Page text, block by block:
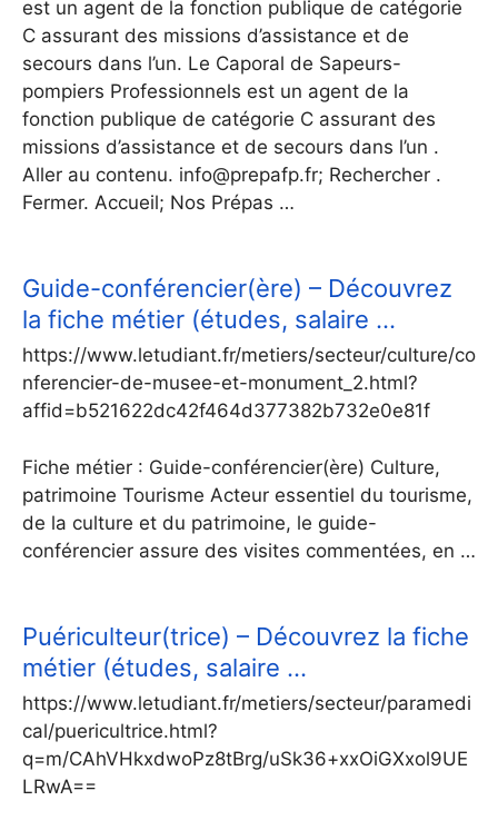
est un agent de la fonction publique de catégorie
C assurant des missions d’assistance et de
secours dans l’un. Le Caporal de Sapeurs-
pompiers Professionnels est un agent de la
fonction publique de catégorie C assurant des
missions d’assistance et de secours dans l’un .
Aller au contenu. info@prepafp.fr; Rechercher .
Fermer. Accueil; Nos Prépas …
Guide-conférencier(ère) – Découvrez
la fiche métier (études, salaire …
https://www.letudiant.fr/metiers/secteur/culture/co
nferencier-de-musee-et-monument_2.html?
affid=b521622dc42f464d377382b732e0e81f
Fiche métier : Guide-conférencier(ère) Culture,
patrimoine Tourisme Acteur essentiel du tourisme,
de la culture et du patrimoine, le guide-
conférencier assure des visites commentées, en …
Puériculteur(trice) – Découvrez la fiche
métier (études, salaire …
https://www.letudiant.fr/metiers/secteur/paramedi
cal/puericultrice.html?
q=m/CAhVHkxdwoPz8tBrg/uSk36+xxOiGXxol9UE
LRwA==